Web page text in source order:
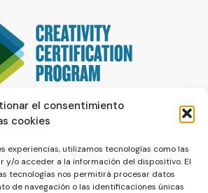
el consentimiento
cookies
experiencias, utilizamos tecnologías como las
y/o acceder a la información del dispositivo. El
tecnologías nos permitirá procesar datos
de navegación o las identificaciones únicas